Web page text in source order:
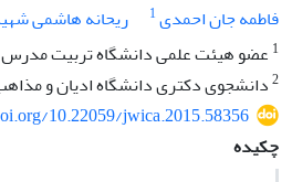
فاطمه جان احمدی1 ریحانه هاشمی
1 عضو هیئت علمی دانشگاه تربیت مدرس
2دانشجوی دکتری دانشگاه ادیان و
10.22059/jwica.2015.58356
چکیده